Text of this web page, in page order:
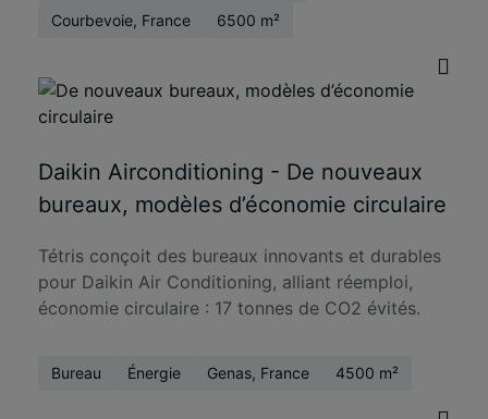
Courbevoie, France
6500 m²
Daikin Airconditioning - De nouveaux
bureaux, modèles d’économie circulaire
Tétris conçoit des bureaux innovants et durables
pour Daikin Air Conditioning, alliant réemploi,
économie circulaire : 17 tonnes de CO2 évités.
Bureau Énergie Genas, France 4500 m²